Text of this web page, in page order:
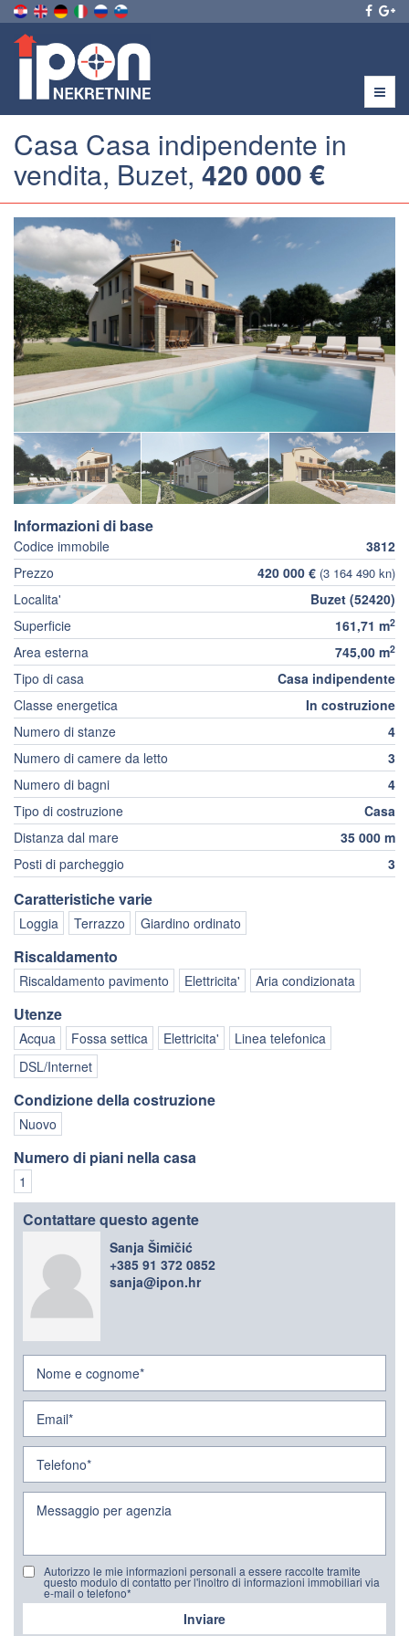
Menu
Casa Casa indipendente in
vendita, Buzet, 420 000 €
Informazioni di base
Codice immobile
3812
Prezzo
420 000 € (3 164 490 kn)
Localita'
Buzet (52420)
Superficie
161,71 m2
Area esterna 745,00 m2
Tipo di casa
Casa indipendente
Classe energetica
In costruzione
Numero di stanze
4
Numero di camere da letto
3
Numero di bagni
4
Tipo di costruzione
Casa
Distanza dal mare
35 000 m
Posti di parcheggio
3
Caratteristiche varie
Loggia Terrazzo Giardino ordinato
Riscaldamento
Riscaldamento pavimento Elettricita' Aria condizionata
Utenze
Acqua Fossa settica Elettricita'
Linea telefonica
DSL/Internet
Condizione della costruzione
Nuovo
Numero di piani nella casa
1
Contattare questo agente
Sanja Šimičić
+385 91 372 0852
sanja@ipon.hr
Autorizzo le mie informazioni personali a essere raccolte tramite
questo modulo di contatto per l'inoltro di informazioni immobiliari via
e-mail o telefono*
Inviare